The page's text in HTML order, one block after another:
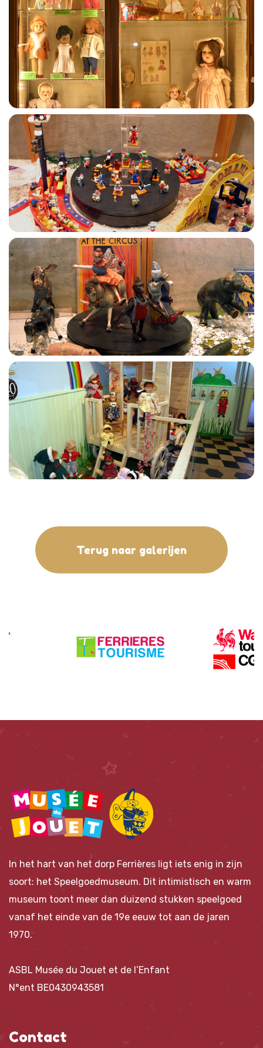
Terug naar galerijen
In het hart van het dorp Ferrières ligt iets enig in zijn
soort: het Speelgoedmuseum. Dit intimistisch en warm
museum toont meer dan duizend stukken speelgoed
vanaf het einde van de 19e eeuw tot aan de jaren
1970.
ASBL Musée du Jouet et de l’Enfant
N°ent BE0430943581
Contact